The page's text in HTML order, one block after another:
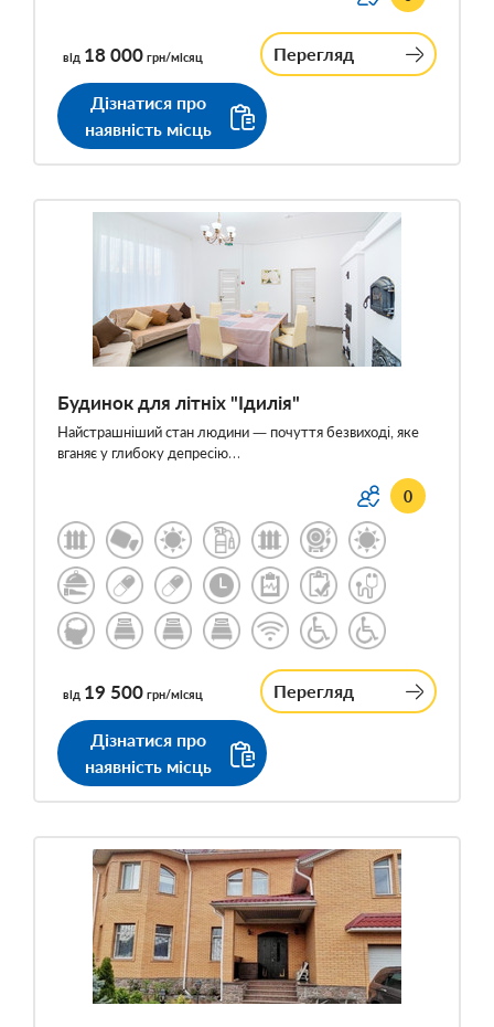
від 18 000 грн/місяц Перегляд
Дізнатися про
наявність місць
Будинок для літніх "Ідилія"
Найстрашніший стан людини — почуття безвиході, яке
вганяє у глибоку депресію…
0
від 19 500 грн/місяц Перегляд
Дізнатися про
наявність місць